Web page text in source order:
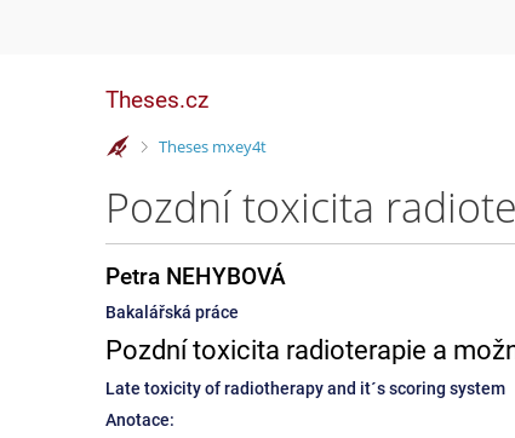
Theses.cz
>
Theses mxey4t
Pozdní toxicita
Petra NEHYBOVÁ
Bakalářská práce
Pozdní toxicita radioterapie a
Late toxicity of radiotherapy and it´s scoring system
Anotace: